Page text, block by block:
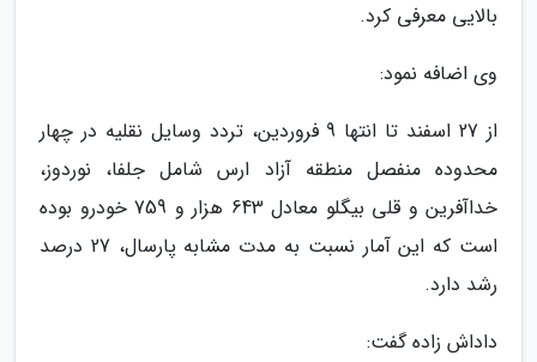
بالایی معرفی کرد.
وی اضافه نمود:
از 27 اسفند تا انتها 9 فروردین، تردد وسایل نقلیه در چهار
محدوده منفصل منطقه آزاد ارس شامل جلفا، نوردوز،
خداآفرین و قلی بیگلو معادل 643 هزار و 759 خودرو بوده
است که این آمار نسبت به مدت مشابه پارسال، 27 درصد
رشد دارد.
داداش زاده گفت: